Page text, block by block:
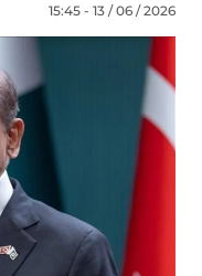
15:45 - 13 / 06 / 2026